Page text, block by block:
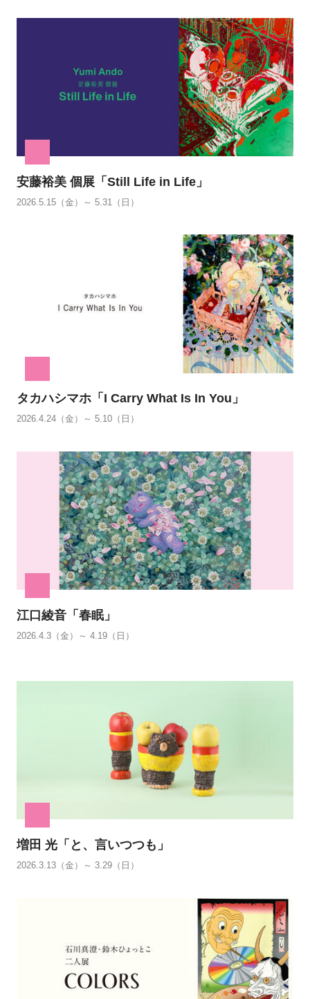
安藤裕美 個展「Still Life in Life」
2026.5.15（金）～ 5.31（日）
タカハシマホ「I Carry What Is In You」
2026.4.24（金）～ 5.10（日）
江口綾音「春眠」
2026.4.3（金）～ 4.19（日）
増田 光「と、言いつつも」
2026.3.13（金）～ 3.29（日）